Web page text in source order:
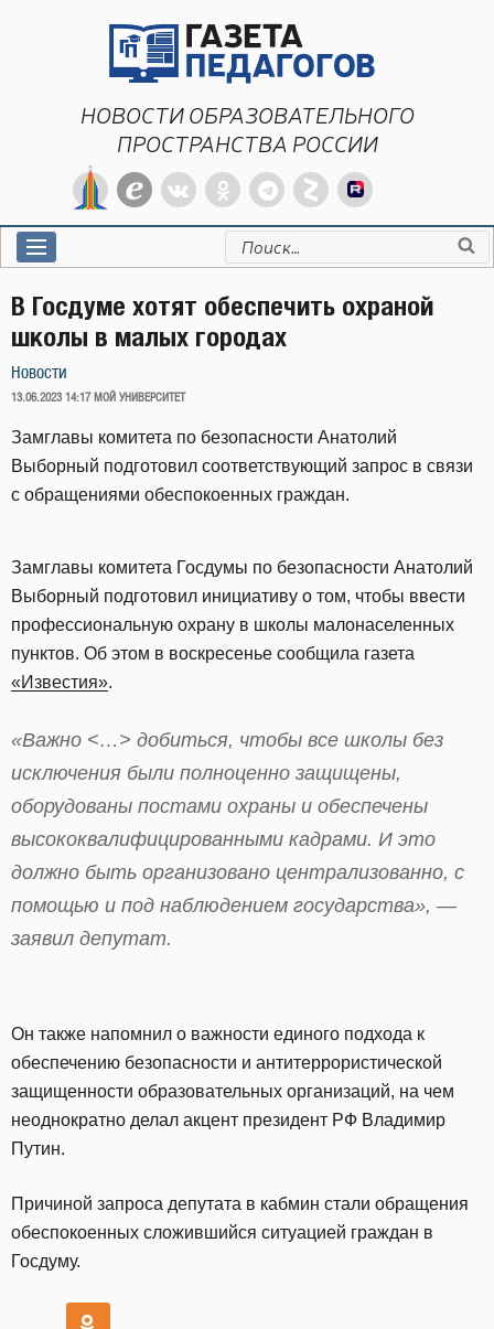
НОВОСТИ ОБРАЗОВАТЕЛЬНОГО
ПРОСТРАНСТВА РОССИИ
Искать:
В Госдуме хотят обеспечить охраной
школы в малых городах
Новости
ОПУБЛИКОВАНО
13.06.2023 14:17 МОЙ УНИВЕРСИТЕТ
Замглавы комитета по безопасности Анатолий
Выборный подготовил соответствующий запрос в связи
с обращениями обеспокоенных граждан.
Замглавы комитета Госдумы по безопасности Анатолий
Выборный подготовил инициативу о том, чтобы ввести
профессиональную охрану в школы малонаселенных
пунктов. Об этом в воскресенье сообщила газета
«Известия».
«Важно <…> добиться, чтобы все школы без
исключения были полноценно защищены,
оборудованы постами охраны и обеспечены
высококвалифицированными кадрами. И это
должно быть организовано централизованно, с
помощью и под наблюдением государства», —
заявил депутат.
Он также напомнил о важности единого подхода к
обеспечению безопасности и антитеррористической
защищенности образовательных организаций, на чем
неоднократно делал акцент президент РФ Владимир
Путин.
Причиной запроса депутата в кабмин стали обращения
обеспокоенных сложившийся ситуацией граждан в
Госдуму.